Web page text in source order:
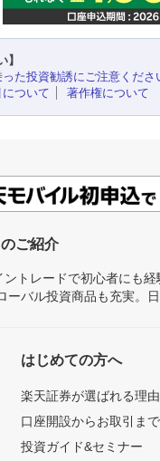
】
った投資勧誘にご注意くださ
ついて
著作権について
ご紹介
トレードで初心者にも
バル投資商品も充実。
はじめての方へ
楽天証券が選ばれる理由
口座開設からお取引ま
投資ガイド&セミナー